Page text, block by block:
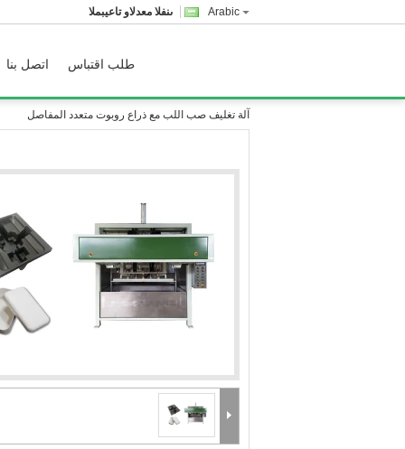
Arabic المبيعات والدعم الفنى
اتصل بنا طلب اقتباس
آلة تغليف صب اللب مع ذراع روبوت متعدد المفاصل